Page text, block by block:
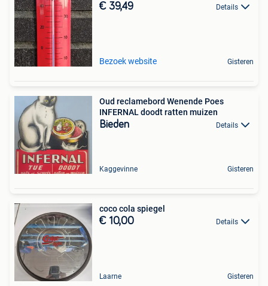
€ 39,49 Details
Bezoek website Gisteren
Oud reclamebord Wenende Poes
INFERNAL doodt ratten muizen
Bieden Details
Kaggevinne Gisteren
coco cola spiegel
€ 10,00 Details
Laarne Gisteren